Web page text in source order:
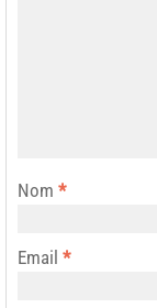
Nom *
Email *